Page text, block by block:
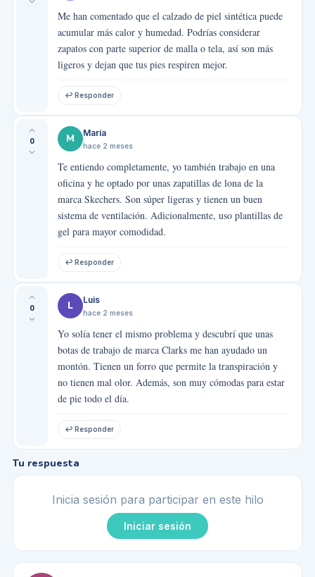
Me han comentado que el calzado de piel sintética puede
acumular más calor y humedad. Podrías considerar
zapatos con parte superior de malla o tela, así son más
ligeros y dejan que tus pies respiren mejor.
↩ Responder
0 M María
hace 2 meses
Te entiendo completamente, yo también trabajo en una
oficina y he optado por unas zapatillas de lona de la
marca Skechers. Son súper ligeras y tienen un buen
sistema de ventilación. Adicionalmente, uso plantillas de
gel para mayor comodidad.
↩ Responder
0 L Luis
hace 2 meses
Yo solía tener el mismo problema y descubrí que unas
botas de trabajo de marca Clarks me han ayudado un
montón. Tienen un forro que permite la transpiración y
no tienen mal olor. Además, son muy cómodas para estar
de pie todo el día.
↩ Responder
Tu respuesta
Inicia sesión para participar en este hilo
Iniciar sesión